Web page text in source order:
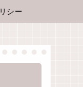
シー